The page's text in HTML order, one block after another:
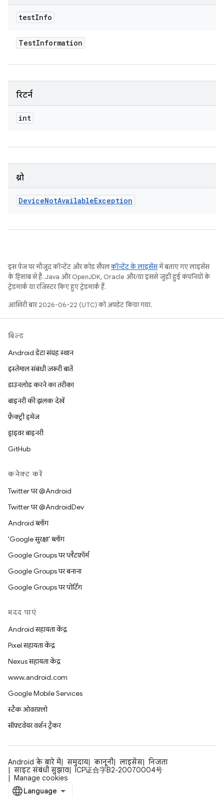
testInfo
TestInformation
रिटर्न
int
थ्रो
DeviceNotAvailableException
इस पेज पर मौजूद कॉन्टेंट और कोड सैंपलकॉन्टेंट के लाइसेंसमें बताए गए लाइसेंस
के हिसाब से हैं. Java और OpenJDK, Oracle और/या इससे जुड़ी हुई कंपनियों के
ट्रेडमार्क या रजिस्टर किए हुए ट्रेडमार्क हैं.
आखिरी बार 2026-06-22 (UTC) को अपडेट किया गया.
बिल्ड
Android डेटा संग्रह स्थान
इस्तेमाल संबंधी ज़रूरी बातें
डाउनलोड करने का तरीका
बाइनरी की झलक देखें
फ़ैक्ट्री इमेज
ड्राइवर बाइनरी
GitHub
कनेक्ट करें
Twitter पर @Android
Twitter पर @AndroidDev
Android ब्लॉग
'Google सुरक्षा' ब्लॉग
Google Groups पर प्लैटफ़ॉर्म
Google Groups पर बनाना
Google Groups पर पोर्टिंग
मदद पाएं
Android सहायता केंद्र
Pixel सहायता केंद्र
Nexus सहायता केंद्र
www.android.com
Google Mobile Services
स्टैक ओवरफ़्लो
सॉफ़्टवेयर वर्शन ट्रैकर
Android के बारे में समुदाय कानूनी लाइसेंस
निजता
साइट संबंधी सुझाव
ICP证合字B2-20070004号
Manage cookies